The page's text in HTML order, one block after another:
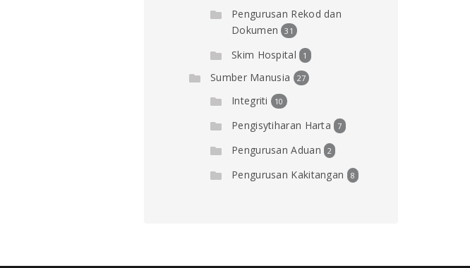
Pengurusan Rekod dan
Dokumen
31
Skim Hospital 1
Sumber Manusia 27
Integriti 10
Pengisytiharan Harta 7
Pengurusan Aduan 2
Pengurusan Kakitangan 8